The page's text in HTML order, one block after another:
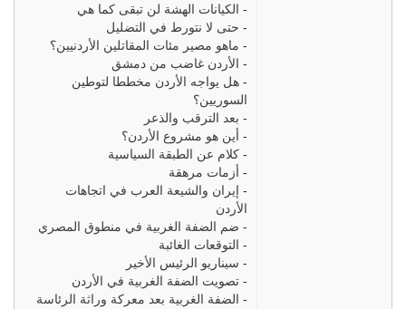
- الكيانات الهشة لن تبقى كما هي
- حتى لا نتورط في التضليل
- ماهو مصير مئات المقاتلين الأردنيين؟
- الأردن غاضب من دمشق
- هل يواجه الأردن مخططا لتوطين
السوريين؟
- بعد الترقب والذعر
- أين هو مشروع الأردن؟
- كلام عن الطبقة السياسية
- أزمات مرهقة
- إيران والشيعة العرب في اتجاهات
الأردن
- ضم الضفة الغربية في منطوق المصري
- التوقعات الغائبة
- سيناريو الرئيس الأخير
- تصويت الضفة الغربية في الأردن
- الضفة الغربية بعد معركة وراثة الرئاسة